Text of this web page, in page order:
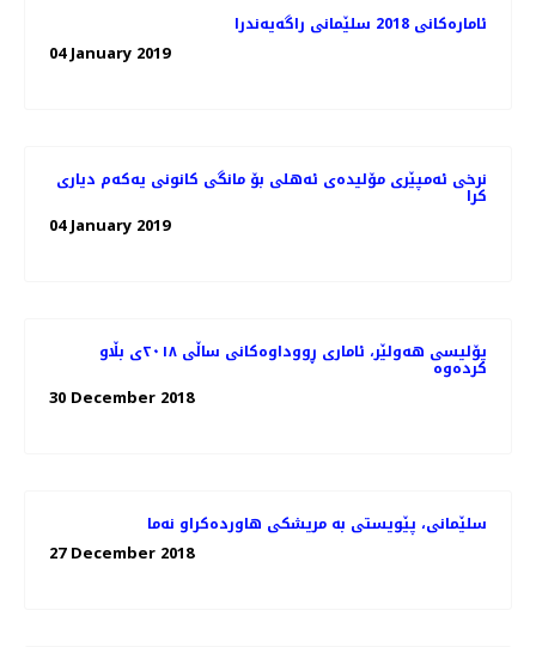
ئاماره‌كانی 2018 سلێمانی راگه‌یه‌ندرا
04 January 2019
نرخی ئەمپێری مۆلیدەی ئەهلی بۆ مانگی كانونی یەكەم دیاری
كرا
04 January 2019
پۆلیسی هەولێر، ئاماری ڕووداوەكانی ساڵی ٢٠١٨ی بڵاو
كردەوە
30 December 2018
27 December 2018